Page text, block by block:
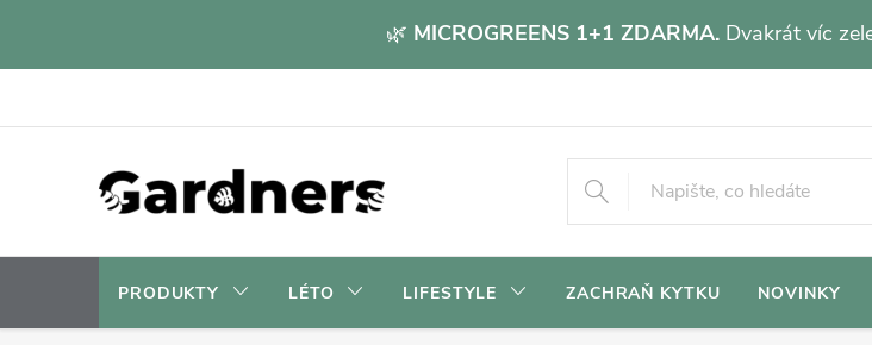
🌿 MICROGREENS 1+1 ZDARMA. Dvakrát víc
PRODUKTY LÉTO LIFESTYLE ZACHRAŇ KYTKU NOVINKY